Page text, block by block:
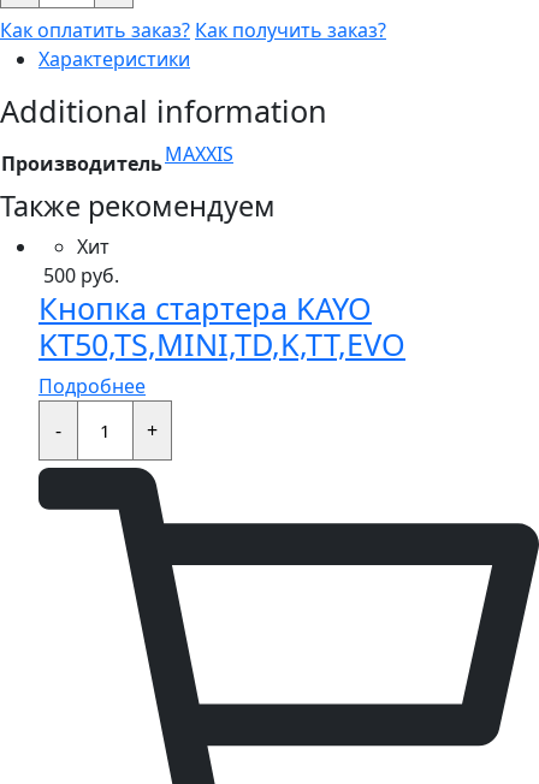
RACE
29X2.25
Сталь
EXO
quantity
Как оплатить заказ? Как получить заказ?
Характеристики
Additional information
ПроизводительMAXXIS
Также рекомендуем
Хит
500 руб.
Кнопка стартера KAYO
KT50,TS,MINI,TD,K,TT,EVO
Подробнее
-
Кнопка
стартера
KT50,TS,MINI,TD,K,TT,EVO
quantity
+